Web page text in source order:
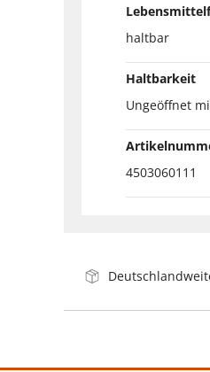
haltbar
Haltbarkeit
Ungeöffnet
4503060111